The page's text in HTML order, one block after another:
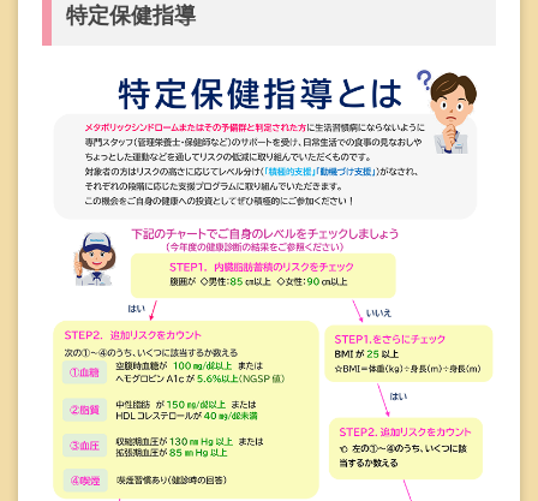
特定保健指導